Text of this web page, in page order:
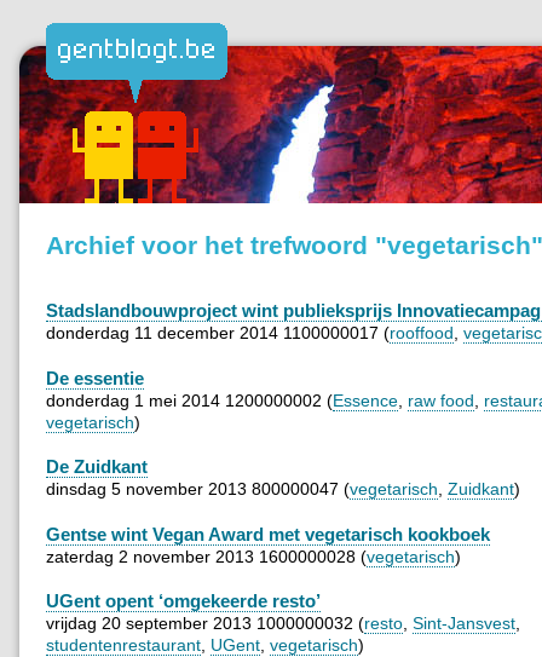
Archief voor het trefwoord "vegetarisch"
Stadslandbouwproject wint publieksprijs
donderdag 11 december 2014 1100000017 (rooffood
De essentie
donderdag 1 mei 2014 1200000002 (Essence raw food
vegetarisch)
De Zuidkant
dinsdag 5 november 2013 800000047 (vegetarisch Zuidkant)
Gentse wint Vegan Award met vegetarisch kookboek
zaterdag 2 november 2013 1600000028 (vegetarisch)
UGent opent ‘omgekeerde resto’
vrijdag 20 september 2013 1000000032 (resto Sint-Jansvest
studentenrestaurant UGent vegetarisch)